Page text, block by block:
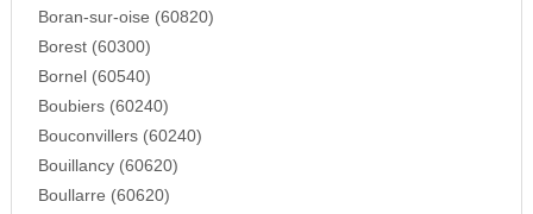
Boran-sur-oise (60820)
Borest (60300)
Bornel (60540)
Boubiers (60240)
Bouconvillers (60240)
Bouillancy (60620)
Boullarre (60620)